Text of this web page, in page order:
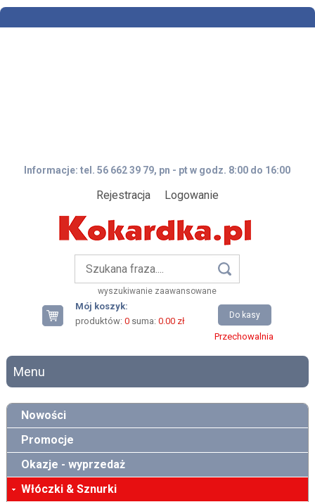
Informacje: tel. 56 662 39 79, pn - pt w godz. 8:00 do 16:00
Rejestracja Logowanie
wyszukiwanie zaawansowane
Mój koszyk:
produktów: 0suma: 0.00 zł
Do kasy
Przechowalnia
Menu
Nowości
Promocje
Okazje - wyprzedaż
Włóczki & Sznurki